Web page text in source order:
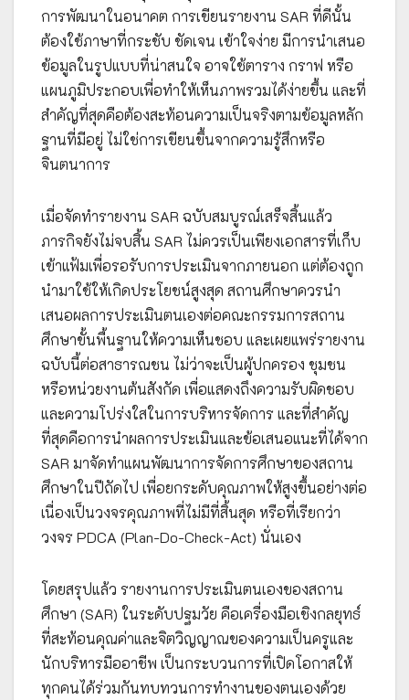
การพัฒนาในอนาคต การเขียนรายงาน SAR ที่ดีนั้น
ต้องใช้ภาษาที่กระชับ ชัดเจน เข้าใจง่าย มีการนำเสนอ
ข้อมูลในรูปแบบที่น่าสนใจ อาจใช้ตาราง กราฟ หรือ
แผนภูมิประกอบเพื่อทำให้เห็นภาพรวมได้ง่ายขึ้น และที่
สำคัญที่สุดคือต้องสะท้อนความเป็นจริงตามข้อมูลหลัก
ฐานที่มีอยู่ ไม่ใช่การเขียนขึ้นจากความรู้สึกหรือ
จินตนาการ
เมื่อจัดทำรายงาน SAR ฉบับสมบูรณ์เสร็จสิ้นแล้ว
ภารกิจยังไม่จบสิ้น SAR ไม่ควรเป็นเพียงเอกสารที่เก็บ
เข้าแฟ้มเพื่อรอรับการประเมินจากภายนอก แต่ต้องถูก
นำมาใช้ให้เกิดประโยชน์สูงสุด สถานศึกษาควรนำ
เสนอผลการประเมินตนเองต่อคณะกรรมการสถาน
ศึกษาขั้นพื้นฐานให้ความเห็นชอบ และเผยแพร่รายงาน
ฉบับนี้ต่อสาธารณชน ไม่ว่าจะเป็นผู้ปกครอง ชุมชน
หรือหน่วยงานต้นสังกัด เพื่อแสดงถึงความรับผิดชอบ
และความโปร่งใสในการบริหารจัดการ และที่สำคัญ
ที่สุดคือการนำผลการประเมินและข้อเสนอแนะที่ได้จาก
SAR มาจัดทำแผนพัฒนาการจัดการศึกษาของสถาน
ศึกษาในปีถัดไป เพื่อยกระดับคุณภาพให้สูงขึ้นอย่างต่อ
เนื่องเป็นวงจรคุณภาพที่ไม่มีที่สิ้นสุด หรือที่เรียกว่า
วงจร PDCA (Plan-Do-Check-Act) นั่นเอง
โดยสรุปแล้ว รายงานการประเมินตนเองของสถาน
ศึกษา (SAR) ในระดับปฐมวัย คือเครื่องมือเชิงกลยุทธ์
ที่สะท้อนคุณค่าและจิตวิญญาณของความเป็นครูและ
นักบริหารมืออาชีพ เป็นกระบวนการที่เปิดโอกาสให้
ทุกคนได้ร่วมกันทบทวนการทำงานของตนเองด้วย